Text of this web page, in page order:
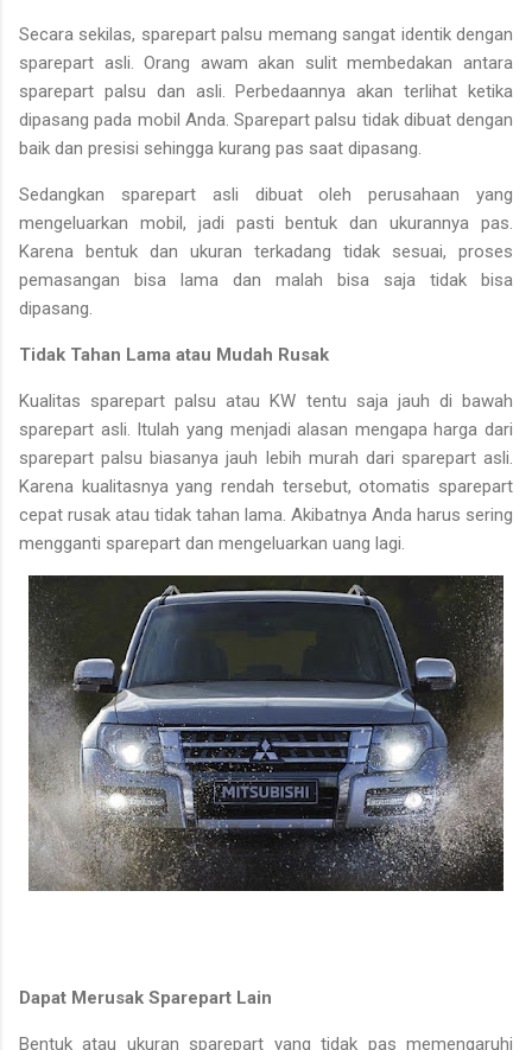
Secara sekilas, sparepart palsu memang sangat identik dengan
sparepart asli. Orang awam akan sulit membedakan antara
sparepart palsu dan asli. Perbedaannya akan terlihat ketika
dipasang pada mobil Anda. Sparepart palsu tidak dibuat dengan
baik dan presisi sehingga kurang pas saat dipasang.
Sedangkan sparepart asli dibuat oleh perusahaan yang
mengeluarkan mobil, jadi pasti bentuk dan ukurannya pas.
Karena bentuk dan ukuran terkadang tidak sesuai, proses
pemasangan bisa lama dan malah bisa saja tidak bisa
dipasang.
Tidak Tahan Lama atau Mudah Rusak
Kualitas sparepart palsu atau KW tentu saja jauh di bawah
sparepart asli. Itulah yang menjadi alasan mengapa harga dari
sparepart palsu biasanya jauh lebih murah dari sparepart asli.
Karena kualitasnya yang rendah tersebut, otomatis sparepart
cepat rusak atau tidak tahan lama. Akibatnya Anda harus sering
mengganti sparepart dan mengeluarkan uang lagi.
Dapat Merusak Sparepart Lain
Bentuk atau ukuran sparepart yang tidak pas memengaruhi